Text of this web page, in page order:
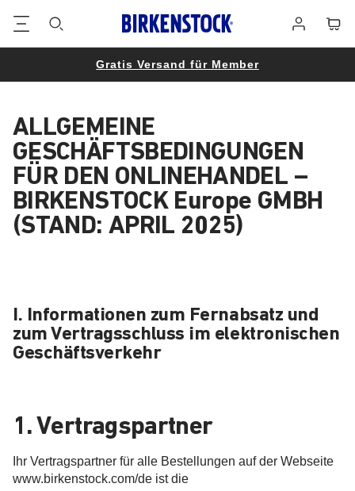
Gratis Versand für Member
ALLGEMEINE
GESCHÄFTSBEDINGUNGEN
FÜR DEN ONLINEHANDEL –
BIRKENSTOCK Europe GMBH
(STAND: APRIL 2025)
I. Informationen zum Fernabsatz und
zum Vertragsschluss im elektronischen
Geschäftsverkehr
1. Vertragspartner
Ihr Vertragspartner für alle Bestellungen auf der Webseite
www.birkenstock.com/de ist die